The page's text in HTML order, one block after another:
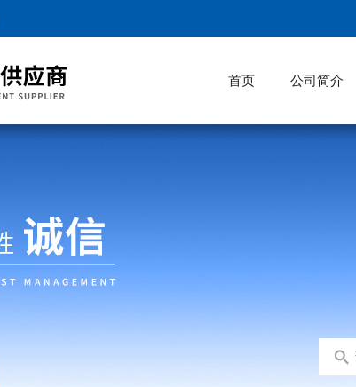
首页 公司简介